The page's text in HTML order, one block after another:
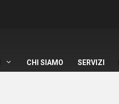
CHI SIAMO SERVIZI